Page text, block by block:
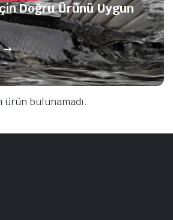
Doğru Ürünü Uygun
ürün bulunamadı.